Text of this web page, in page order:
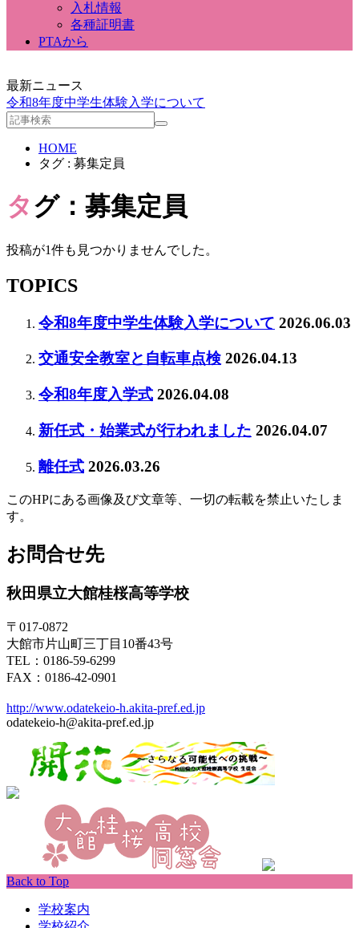
入札情報
各種証明書
PTAから
最新ニュース
令和8年度中学生体験入学について
HOME
タグ : 募集定員
タグ：募集定員
投稿が1件も見つかりませんでした。
TOPICS
令和8年度中学生体験入学について 2026.06.03
交通安全教室と自転車点検 2026.04.13
令和8年度入学式 2026.04.08
新任式・始業式が行われました 2026.04.07
離任式 2026.03.26
このHPにある画像及び文章等、一切の転載を禁止いたしま
す。
お問合せ先
秋田県立大館桂桜高等学校
〒017-0872
大館市片山町三丁目10番43号
TEL：0186-59-6299
FAX：0186-42-0901
http://www.odatekeio-h.akita-pref.ed.jp
odatekeio-h@akita-pref.ed.jp
Back to Top
学校案内